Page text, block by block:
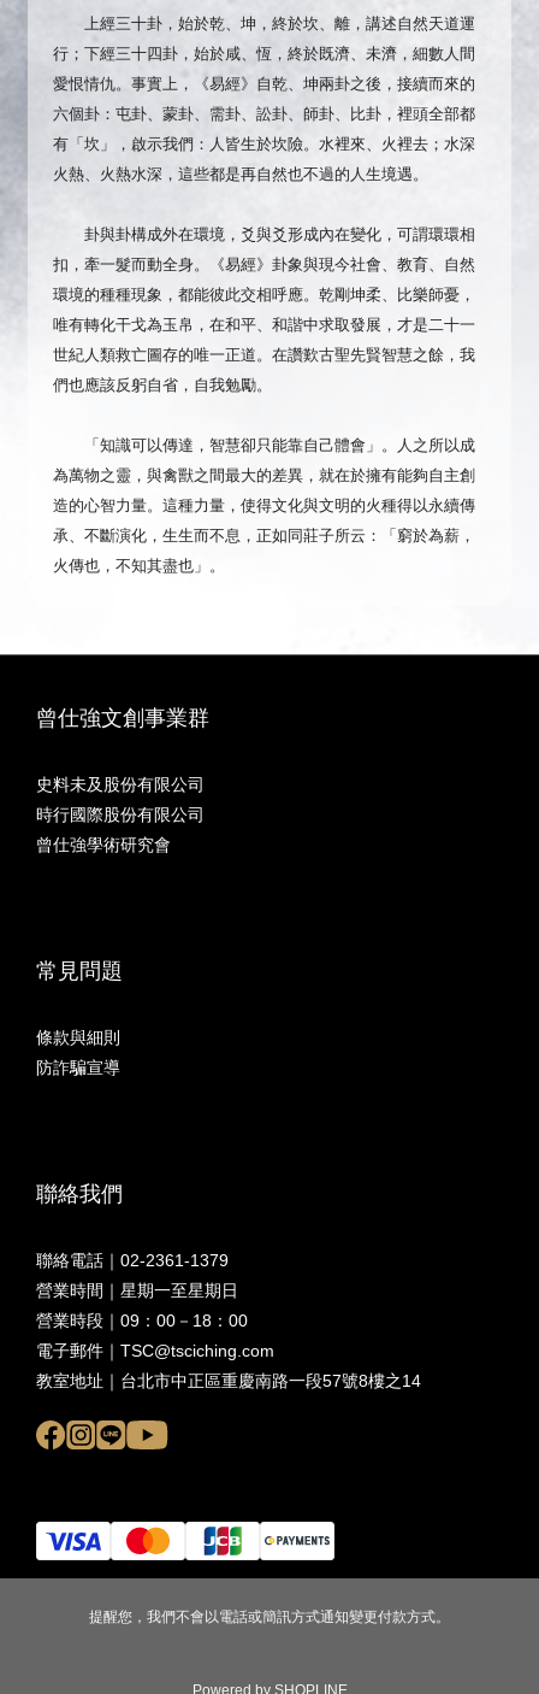
上經三十卦，始於乾、坤，終於坎、離，講述自然天道運
行；下經三十四卦，始於咸、恆，終於既濟、未濟，細數人間
愛恨情仇。事實上，《易經》自乾、坤兩卦之後，接續而來的
六個卦：屯卦、蒙卦、需卦、訟卦、師卦、比卦，裡頭全部都
有「坎」，啟示我們：人皆生於坎險。水裡來、火裡去；水深
火熱、火熱水深，這些都是再自然也不過的人生境遇。
卦與卦構成外在環境，爻與爻形成內在變化，可謂環環相
扣，牽一髮而動全身。《易經》卦象與現今社會、教育、自然
環境的種種現象，都能彼此交相呼應。乾剛坤柔、比樂師憂，
唯有轉化干戈為玉帛，在和平、和諧中求取發展，才是二十一
世紀人類救亡圖存的唯一正道。在讚歎古聖先賢智慧之餘，我
們也應該反躬自省，自我勉勵。
「知識可以傳達，智慧卻只能靠自己體會」。人之所以成
為萬物之靈，與禽獸之間最大的差異，就在於擁有能夠自主創
造的心智力量。這種力量，使得文化與文明的火種得以永續傳
承、不斷演化，生生而不息，正如同莊子所云：「窮於為薪，
火傳也，不知其盡也」。
曾仕強文創事業群
史料未及股份有限公司
時行國際股份有限公司
曾仕強學術研究會
常見問題
條款與細則
防詐騙宣導
聯絡我們
聯絡電話｜02-2361-1379
營業時間｜星期一至星期日
營業時段｜09：00－18：00
電子郵件｜TSC@tsciching.com
教室地址｜台北市中正區重慶南路一段57號8樓之14
提醒您，我們不會以電話或簡訊方式通知變更付款方式。
Powered by SHOPLINE